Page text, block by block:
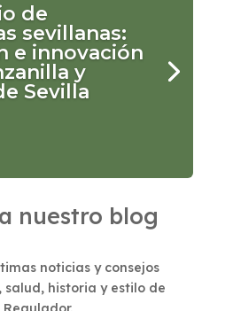
de
sevillanas:
e innovación
y
Sevilla
nuestro blog
noticias y consejos
historia y estilo de